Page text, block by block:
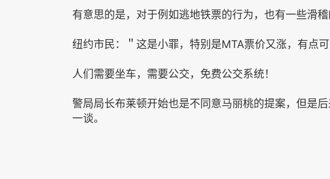
有意思的是，对于例如逃地铁票的行为，也有一些滑稽
纽约市民：＂这是小罪，特别是MTA票价又涨，有点可
人们需要坐车，需要公交，免费公交系统！
警局局长布莱顿开始也是不同意马丽桃的提案，但是
一谈。